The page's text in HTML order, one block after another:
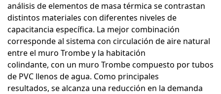
análisis de elementos de masa térmica se contrastan
distintos materiales con diferentes niveles de
capacitancia específica. La mejor combinación
corresponde al sistema con circulación de aire natural
entre el muro Trombe y la habitación
colindante, con un muro Trombe compuesto por tubos
de PVC llenos de agua. Como principales
resultados, se alcanza una reducción en la demanda